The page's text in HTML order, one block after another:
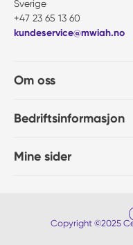
Sverige
+47 23 65 13 60
kundeservice@mwiah.no
Om oss
Bedriftsinformasjon
Mine sider
Copyright ©2025